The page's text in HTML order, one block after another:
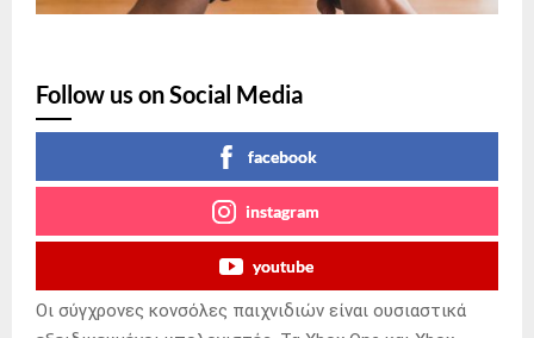
Follow us on Social Media
facebook
instagram
youtube
Οι σύγχρονες κονσόλες παιχνιδιών είναι ουσιαστικά